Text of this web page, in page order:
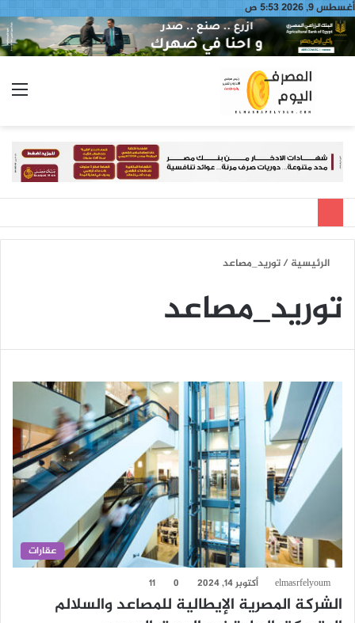
أغسطس 9, 2026 5:53 ص
بحث
الرئيسية/توريد_مصاعد
توريد_مصاعد
عقارات
elmasrfelyoum أكتوبر 14, 2024 0
11
الشركة المصرية الإيطالية للمصاعد والسلالم